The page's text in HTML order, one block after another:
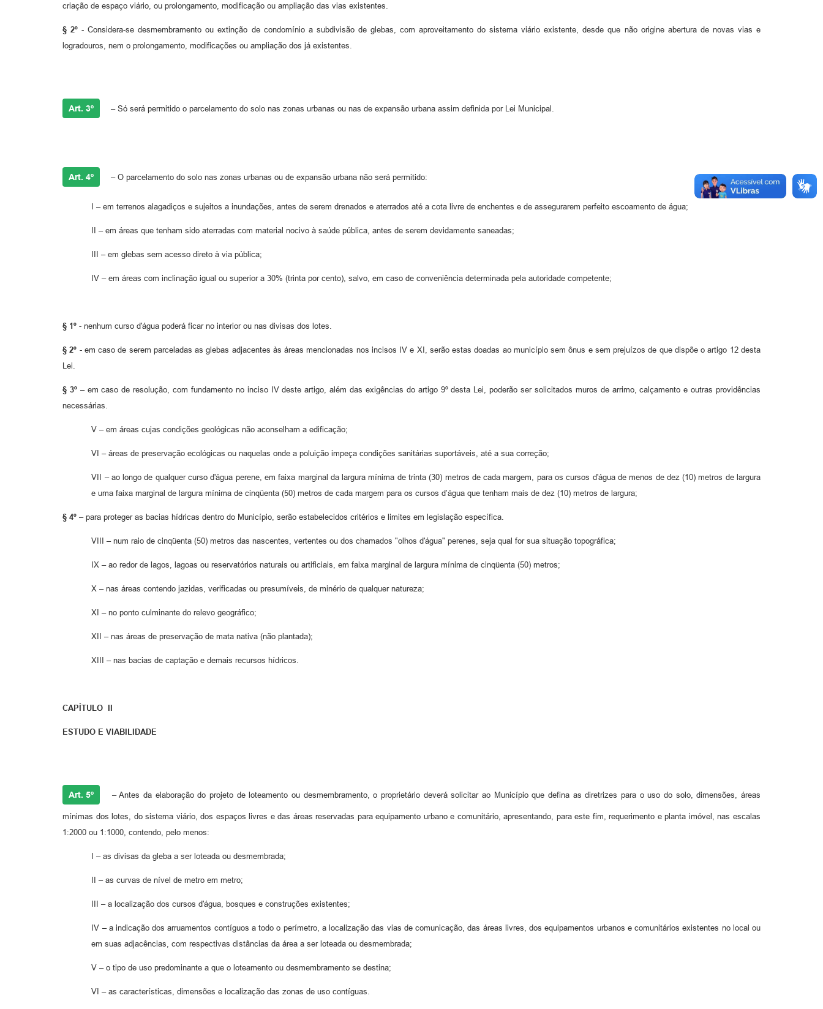
criação de espaço viário, ou prolongamento, modificação ou ampliação das vias existentes.
§ 2º - Considera-se desmembramento ou extinção de condomínio a subdivisão de glebas, com aproveitamento do sistema viário existente, desde que não origine abertura de novas vias e
logradouros, nem o prolongamento, modificações ou ampliação dos já existentes.
Art. 3º – Só será permitido o parcelamento do solo nas zonas urbanas ou nas de expansão urbana assim definida por Lei Municipal.
Art. 4º – O parcelamento do solo nas zonas urbanas ou de expansão urbana não será permitido:
I – em terrenos alagadiços e sujeitos a inundações, antes de serem drenados e aterrados até a cota livre de enchentes e de assegurarem perfeito escoamento de água;
II – em áreas que tenham sido aterradas com material nocivo à saúde pública, antes de serem devidamente saneadas;
III – em glebas sem acesso direto à via pública;
IV – em áreas com inclinação igual ou superior a 30% (trinta por cento), salvo, em caso de conveniência determinada pela autoridade competente;
§ 1º - nenhum curso d'água poderá ficar no interior ou nas divisas dos lotes.
§ 2º - em caso de serem parceladas as glebas adjacentes às áreas mencionadas nos incisos IV e XI, serão estas doadas ao município sem ônus e sem prejuízos de que dispõe o artigo 12 desta
Lei.
§ 3º– em caso de resolução, com fundamento no inciso IV deste artigo, além das exigências do artigo 9º desta Lei, poderão ser solicitados muros de arrimo, calçamento e outras providências
necessárias.
V – em áreas cujas condições geológicas não aconselham a edificação;
VI – áreas de preservação ecológicas ou naquelas onde a poluição impeça condições sanitárias suportáveis, até a sua correção;
VII – ao longo de qualquer curso d'água perene, em faixa marginal da largura mínima de trinta (30) metros de cada margem, para os cursos d'água de menos de dez (10) metros de largura
e uma faixa marginal de largura mínima de cinqüenta (50) metros de cada margem para os cursos d’água que tenham mais de dez (10) metros de largura;
§ 4º – para proteger as bacias hídricas dentro do Município, serão estabelecidos critérios e limites em legislação específica.
VIII – num raio de cinqüenta (50) metros das nascentes, vertentes ou dos chamados "olhos d'água" perenes, seja qual for sua situação topográfica;
IX – ao redor de lagos, lagoas ou reservatórios naturais ou artificiais, em faixa marginal de largura mínima de cinqüenta (50) metros;
X – nas áreas contendo jazidas, verificadas ou presumíveis, de minério de qualquer natureza;
XI – no ponto culminante do relevo geográfico;
XII – nas áreas de preservação de mata nativa (não plantada);
XIII – nas bacias de captação e demais recursos hídricos.
CAPÍTULO II
ESTUDO E VIABILIDADE
Art. 5º – Antes da elaboração do projeto de loteamento ou desmembramento, o proprietário deverá solicitar ao Município que defina as diretrizes para o uso do solo, dimensões, áreas
mínimas dos lotes, do sistema viário, dos espaços livres e das áreas reservadas para equipamento urbano e comunitário, apresentando, para este fim, requerimento e planta imóvel, nas escalas
1:2000 ou 1:1000, contendo, pelo menos:
I – as divisas da gleba a ser loteada ou desmembrada;
II – as curvas de nível de metro em metro;
III – a localização dos cursos d'água, bosques e construções existentes;
IV – a indicação dos arruamentos contíguos a todo o perímetro, a localização das vias de comunicação, das áreas livres, dos equipamentos urbanos e comunitários existentes no local ou
em suas adjacências, com respectivas distâncias da área a ser loteada ou desmembrada;
V – o tipo de uso predominante a que o loteamento ou desmembramento se destina;
VI – as características, dimensões e localização das zonas de uso contíguas.